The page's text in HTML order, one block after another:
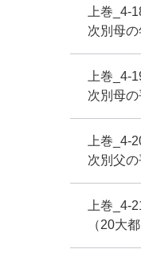
上巻_4-
次別母
上巻_4-
次別母
上巻_4-
次別父
上巻_4-
（20大